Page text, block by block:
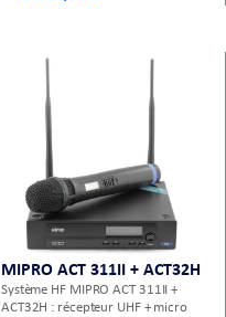
MIPRO ACT 311II + ACT32H
Système HF MIPRO ACT 311II +
ACT32H : récepteur UHF + micro